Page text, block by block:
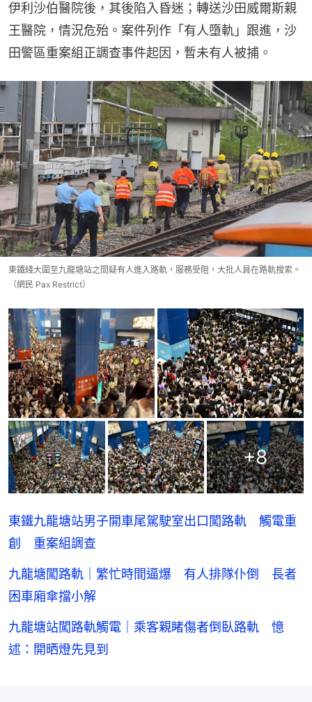
伊利沙伯醫院後，其後陷入昏迷；轉送沙田威爾斯親
王醫院，情況危殆。案件列作「有人墮軌」跟進，沙
田警區重案組正調查事件起因，暫未有人被捕。
東鐵綫大圍至九龍塘站之間疑有人進入路軌，服務受阻，大批人員在路軌搜索。
（網民 Pax Restrict）
+8
東鐵九龍塘站男子開車尾駕駛室出口闖路軌 觸電重
創 重案組調查
九龍塘闖路軌｜繁忙時間逼爆 有人排隊仆倒 長者
困車廂傘擋小解
九龍塘站闖路軌觸電｜乘客親睹傷者倒臥路軌 憶
述：開晒燈先見到